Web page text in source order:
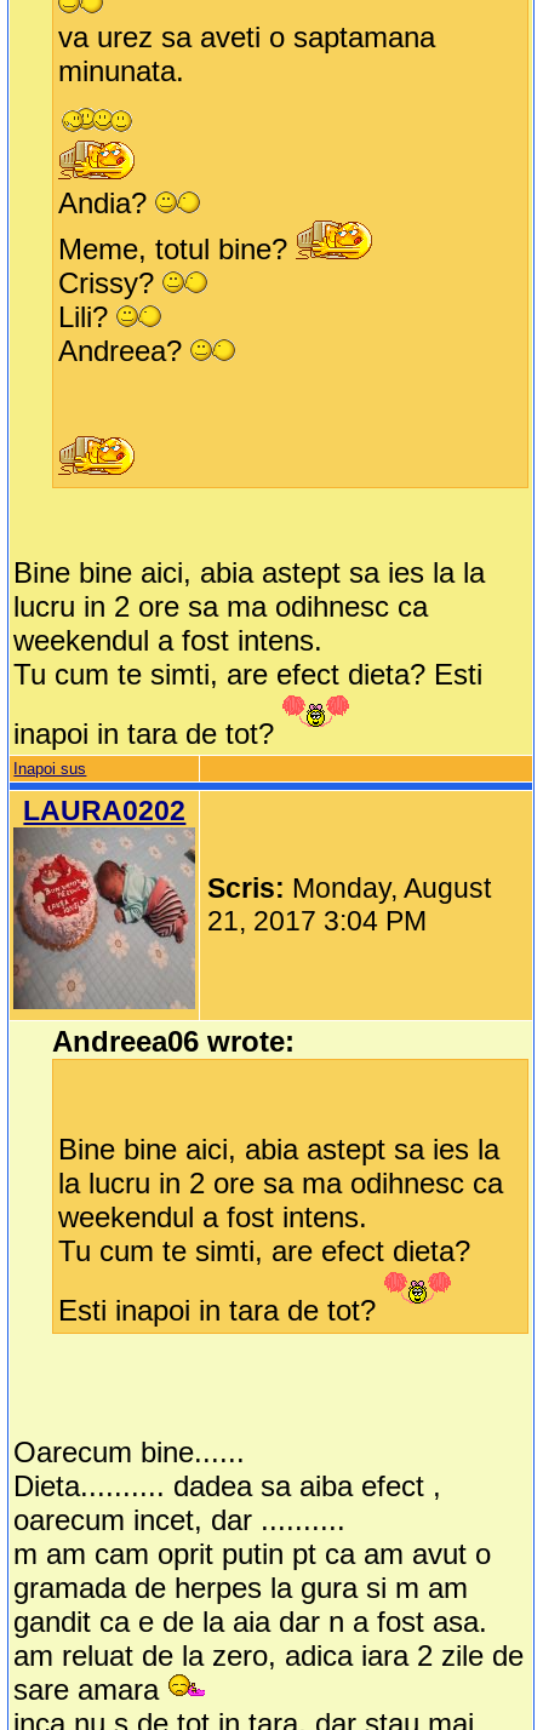
va urez sa aveti o saptamana
minunata.
Andia?
Meme, totul bine?
Crissy?
Lili?
Andreea?
Bine bine aici, abia astept sa ies la la
lucru in 2 ore sa ma odihnesc ca
weekendul a fost intens.
Tu cum te simti, are efect dieta? Esti
inapoi in tara de tot?
Inapoi sus
LAURA0202
Scris: Monday, August
21, 2017 3:04 PM
Andreea06 wrote:
Bine bine aici, abia astept sa ies la
la lucru in 2 ore sa ma odihnesc ca
weekendul a fost intens.
Tu cum te simti, are efect dieta?
Esti inapoi in tara de tot?
Oarecum bine......
Dieta.......... dadea sa aiba efect ,
oarecum incet, dar ..........
m am cam oprit putin pt ca am avut o
gramada de herpes la gura si m am
gandit ca e de la aia dar n a fost asa.
am reluat de la zero, adica iara 2 zile de
sare amara